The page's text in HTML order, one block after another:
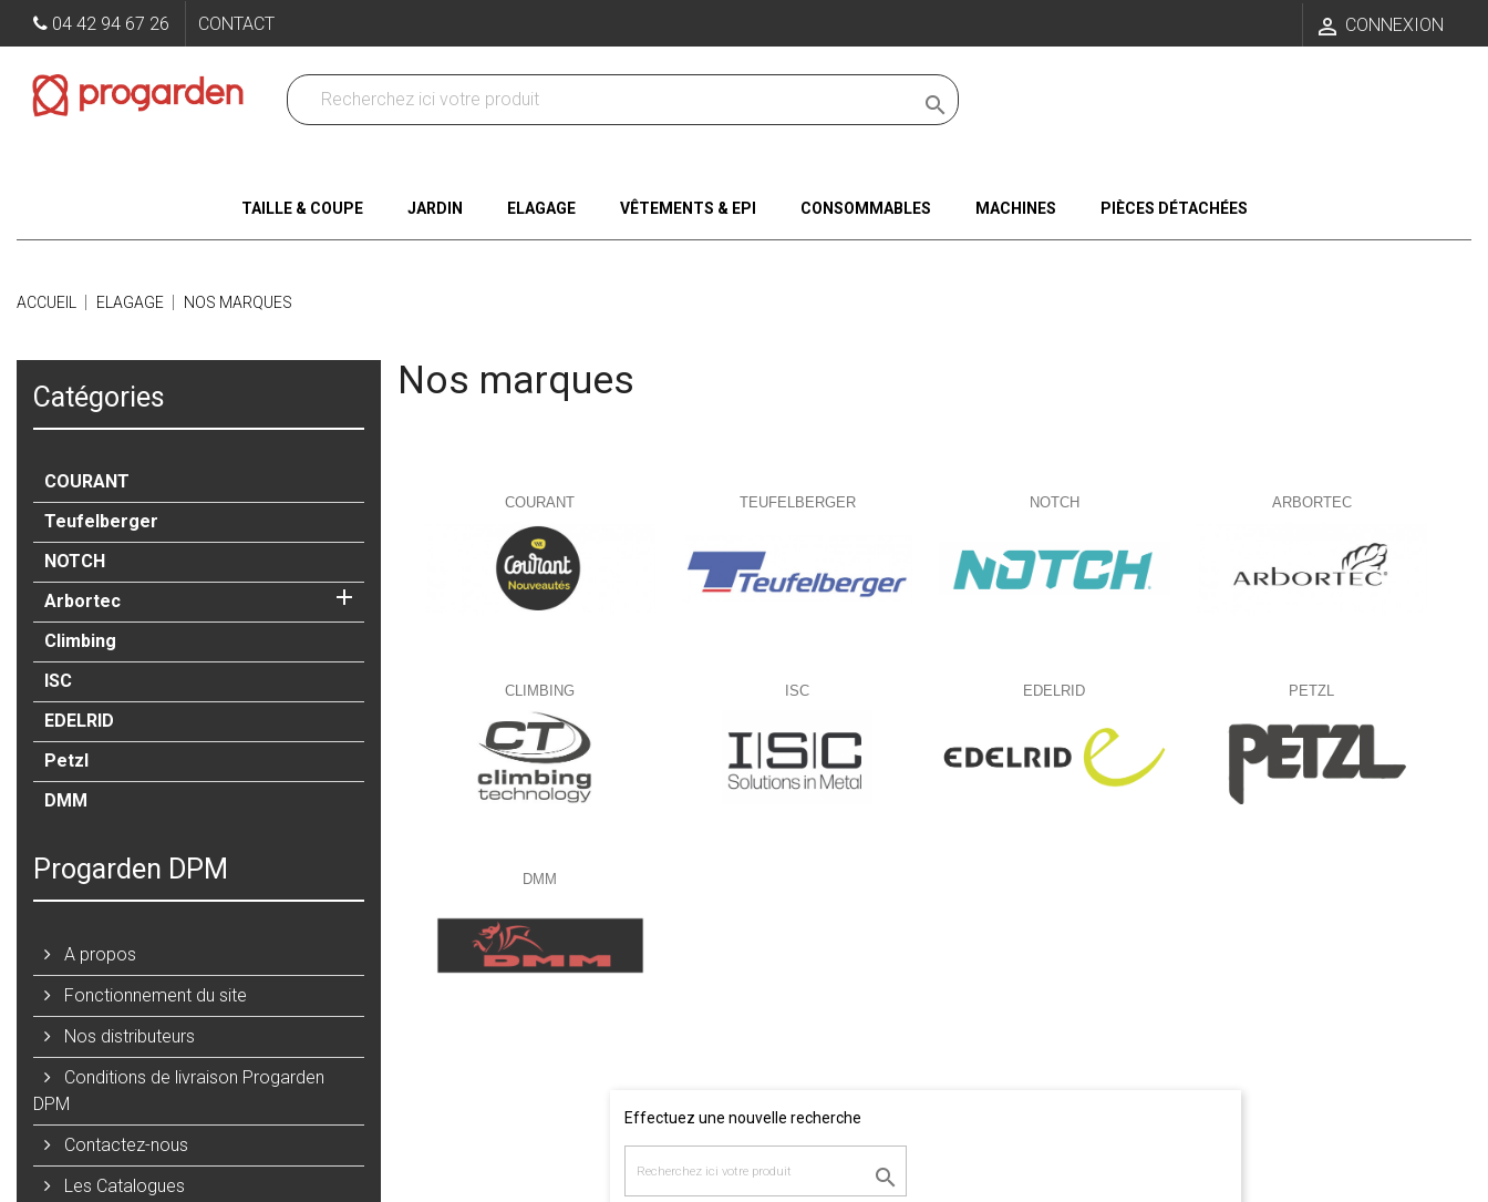
04 42 94 67 26 CONTACT  CONNEXION

TAILLE & COUPE JARDIN ELAGAGE VÊTEMENTS & EPI CONSOMMABLES MACHINES PIÈCES DÉTACHÉES
ACCUEIL ELAGAGE NOS MARQUES
Catégories
COURANT
Teufelberger
NOTCH
Arbortec

Climbing
ISC
EDELRID
Petzl
DMM
Progarden DPM
A propos
Fonctionnement du site
Nos distributeurs
Conditions de livraison Progarden
DPM
Contactez-nous
Les Catalogues
Nos marques
COURANT TEUFELBERGER NOTCH ARBORTEC
CLIMBING ISC EDELRID PETZL
DMM
Effectuez une nouvelle recherche
